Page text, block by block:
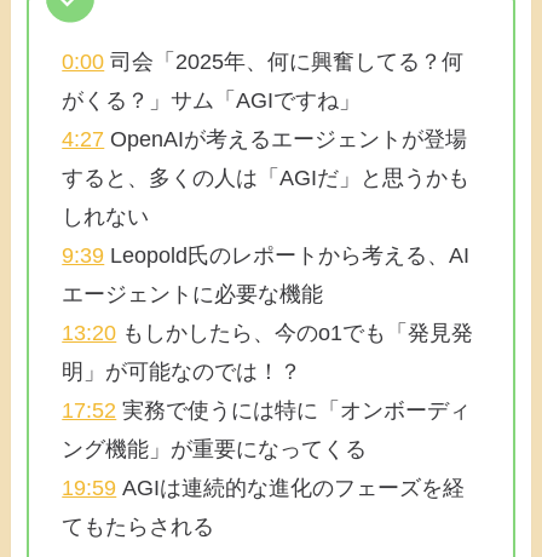
0:00 司会「2025年、何に興奮してる？何
がくる？」サム「AGIですね」
4:27 OpenAIが考えるエージェントが登場
すると、多くの人は「AGIだ」と思うかも
しれない
9:39 Leopold氏のレポートから考える、AI
エージェントに必要な機能
13:20 もしかしたら、今のo1でも「発見発
明」が可能なのでは！？
17:52 実務で使うには特に「オンボーディ
ング機能」が重要になってくる
19:59 AGIは連続的な進化のフェーズを経
てもたらされる